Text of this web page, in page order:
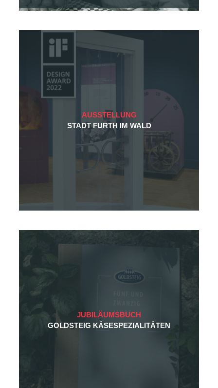
AUSSTELLUNG
STADT FURTH IM WALD
JUBILÄUMSBUCH
GOLDSTEIG KÄSESPEZIALITÄTEN